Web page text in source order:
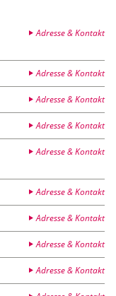
Adresse & Kontakt
Adresse & Kontakt
Adresse & Kontakt
Adresse & Kontakt
Adresse & Kontakt
Adresse & Kontakt
Adresse & Kontakt
Adresse & Kontakt
Adresse & Kontakt